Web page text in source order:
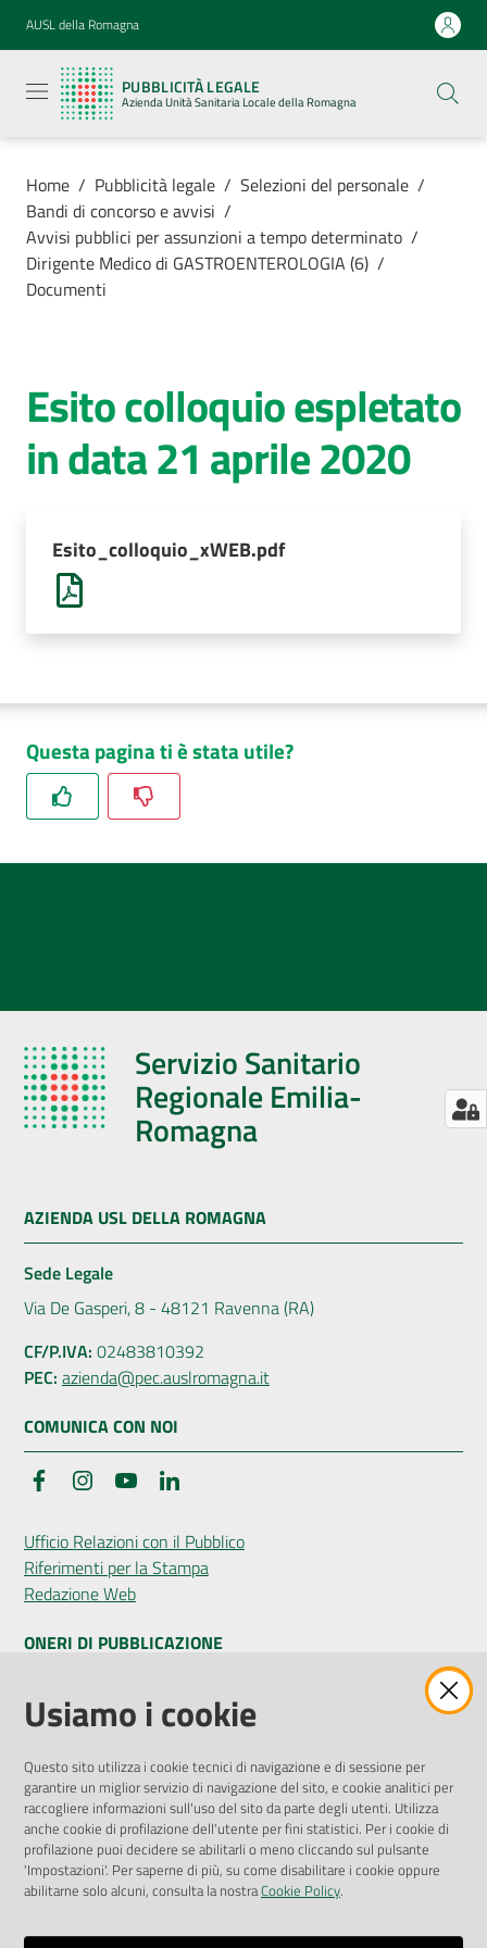
Vai al contenuto
Vai alla navigazione
Vai al footer
AUSL della Romagna
PUBBLICITÀ LEGALE
Azienda Unità Sanitaria Locale della Romagna
legale
Azienda
Unità
Locale della
Azienda
Luoghi di
cura
Comunica
Home / Pubblicità legale / Selezioni del personale /
Bandi di concorso e avvisi /
Avvisi pubblici per assunzioni a tempo determinato /
Dirigente Medico di GASTROENTEROLOGIA (6) /
Documenti
Esito colloquio espletato
in data 21 aprile 2020
Esito_colloquio_xWEB.pdf
Questa pagina ti è stata utile?
Servizio Sanitario
Regionale Emilia-
Romagna
AZIENDA USL DELLA ROMAGNA
Sede Legale
Via De Gasperi, 8 - 48121 Ravenna (RA)
CF/P.IVA: 02483810392
PEC: azienda@pec.auslromagna.it
COMUNICA CON NOI
FacebookInstagramYouTube
Ufficio Relazioni con il Pubblico
Riferimenti per la Stampa
Redazione Web
ONERI DI PUBBLICAZIONE
Amministrazione Trasparente
Pubblicità legale
Privacy Policy
Attuazione Misure PNRR
Liste di Attesa
ENTI, IMPRESE E PARTNER
Fatturazione Elettronica
Usiamo i cookie
Questo sito utilizza i cookie tecnici di navigazione e di sessione per
garantire un miglior servizio di navigazione del sito, e cookie analitici per
raccogliere informazioni sull'uso del sito da parte degli utenti. Utilizza
anche cookie di profilazione dell'utente per fini statistici. Per i cookie di
profilazione puoi decidere se abilitarli o meno cliccando sul pulsante
'Impostazioni'. Per saperne di più, su come disabilitare i cookie oppure
abilitarne solo alcuni, consulta la nostraCookie Policy.